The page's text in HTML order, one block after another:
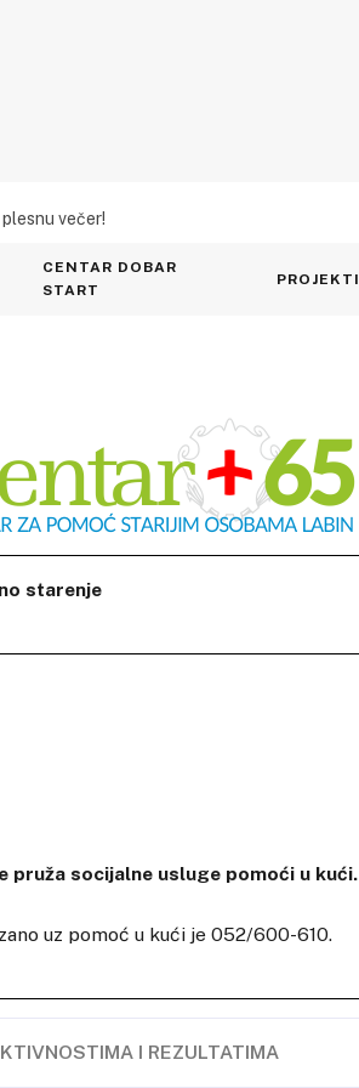
večer!
CENTAR DOBAR
START
PROJEKTI
starenje
pruža socijalne usluge pomoći u kući.
uz pomoć u kući je 052/600-610.
I REZULTATIMA